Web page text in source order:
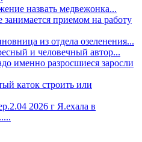
назвать медвежонка...
занимается приемом на работу
из отдела озеленения...
и человечный автор...
именно разросшиеся заросли
каток строить или
2026 г Я.ехала в